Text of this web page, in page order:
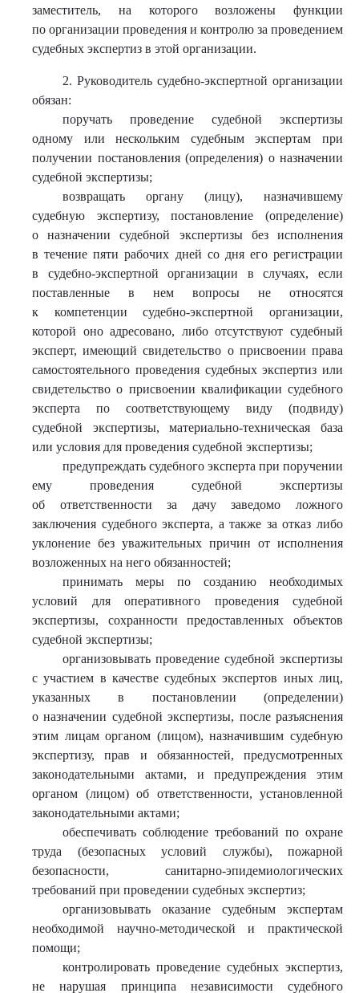
заместитель, на которого возложены функции
по организации проведения и контролю за проведением
судебных экспертиз в этой организации.
2. Руководитель судебно-экспертной организации
обязан:
поручать проведение судебной экспертизы
одному или нескольким судебным экспертам при
получении постановления (определения) о назначении
судебной экспертизы;
возвращать органу (лицу), назначившему
судебную экспертизу, постановление (определение)
о назначении судебной экспертизы без исполнения
в течение пяти рабочих дней со дня его регистрации
в судебно-экспертной организации в случаях, если
поставленные в нем вопросы не относятся
к компетенции судебно-экспертной организации,
которой оно адресовано, либо отсутствуют судебный
эксперт, имеющий свидетельство о присвоении права
самостоятельного проведения судебных экспертиз или
свидетельство о присвоении квалификации судебного
эксперта по соответствующему виду (подвиду)
судебной экспертизы, материально-техническая база
или условия для проведения судебной экспертизы;
предупреждать судебного эксперта при поручении
ему проведения судебной экспертизы
об ответственности за дачу заведомо ложного
заключения судебного эксперта, а также за отказ либо
уклонение без уважительных причин от исполнения
возложенных на него обязанностей;
принимать меры по созданию необходимых
условий для оперативного проведения судебной
экспертизы, сохранности предоставленных объектов
судебной экспертизы;
организовывать проведение судебной экспертизы
с участием в качестве судебных экспертов иных лиц,
указанных в постановлении (определении)
о назначении судебной экспертизы, после разъяснения
этим лицам органом (лицом), назначившим судебную
экспертизу, прав и обязанностей, предусмотренных
законодательными актами, и предупреждения этим
органом (лицом) об ответственности, установленной
законодательными актами;
обеспечивать соблюдение требований по охране
труда (безопасных условий службы), пожарной
безопасности, санитарно-эпидемиологических
требований при проведении судебных экспертиз;
организовывать оказание судебным экспертам
необходимой научно-методической и практической
помощи;
контролировать проведение судебных экспертиз,
не нарушая принципа независимости судебного